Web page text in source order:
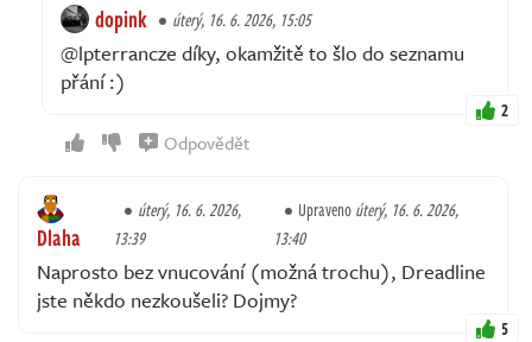
dopink úterý, 16. 6. 2026, 15:05
@lpterrancze díky, okamžitě to šlo do seznamu
přání :)
2
Odpovědět
Dlaha
úterý, 16. 6. 2026,
13:39
Upravenoúterý, 16. 6. 2026,
13:40
Naprosto bez vnucování (možná trochu), Dreadline
jste někdo nezkoušeli? Dojmy?
5